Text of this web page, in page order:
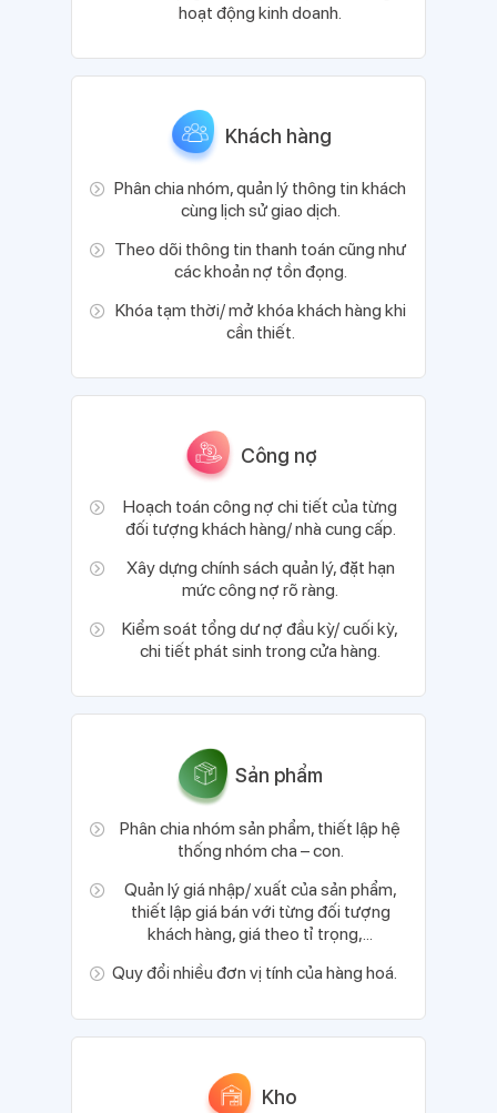
hoạt động kinh doanh.
Khách hàng
Phân chia nhóm, quản lý thông tin khách
cùng lịch sử giao dịch.
Theo dõi thông tin thanh toán cũng như
các khoản nợ tồn đọng.
Khóa tạm thời/ mở khóa khách hàng khi
cần thiết.
Công nợ
Hoạch toán công nợ chi tiết của từng
đối tượng khách hàng/ nhà cung cấp.
Xây dựng chính sách quản lý, đặt hạn
mức công nợ rõ ràng.
Kiểm soát tổng dư nợ đầu kỳ/ cuối kỳ,
chi tiết phát sinh trong cửa hàng.
Sản phẩm
Phân chia nhóm sản phẩm, thiết lập hệ
thống nhóm cha – con.
Quản lý giá nhập/ xuất của sản phẩm,
thiết lập giá bán với từng đối tượng
khách hàng, giá theo tỉ trọng,...
Quy đổi nhiều đơn vị tính của hàng hoá.
Kho